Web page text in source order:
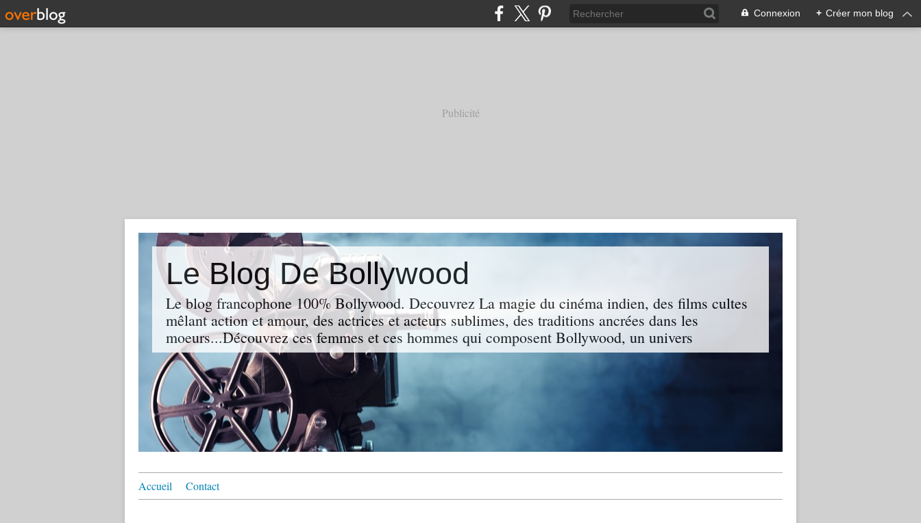
Connexion + Créer mon blog
Publicité
Le Blog De Bollywood
Le blog francophone 100% Bollywood. Decouvrez La magie du cinéma indien, des films cultes
mêlant action et amour, des actrices et acteurs sublimes, des traditions ancrées dans les
moeurs...Découvrez ces femmes et ces hommes qui composent Bollywood, un univers
Accueil Contact